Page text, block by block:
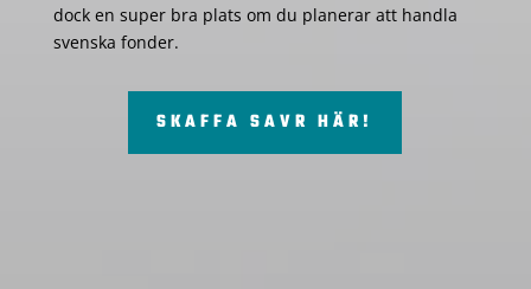
dock en super bra plats om du planerar att handla
svenska fonder.
SKAFFA SAVR HÄR!